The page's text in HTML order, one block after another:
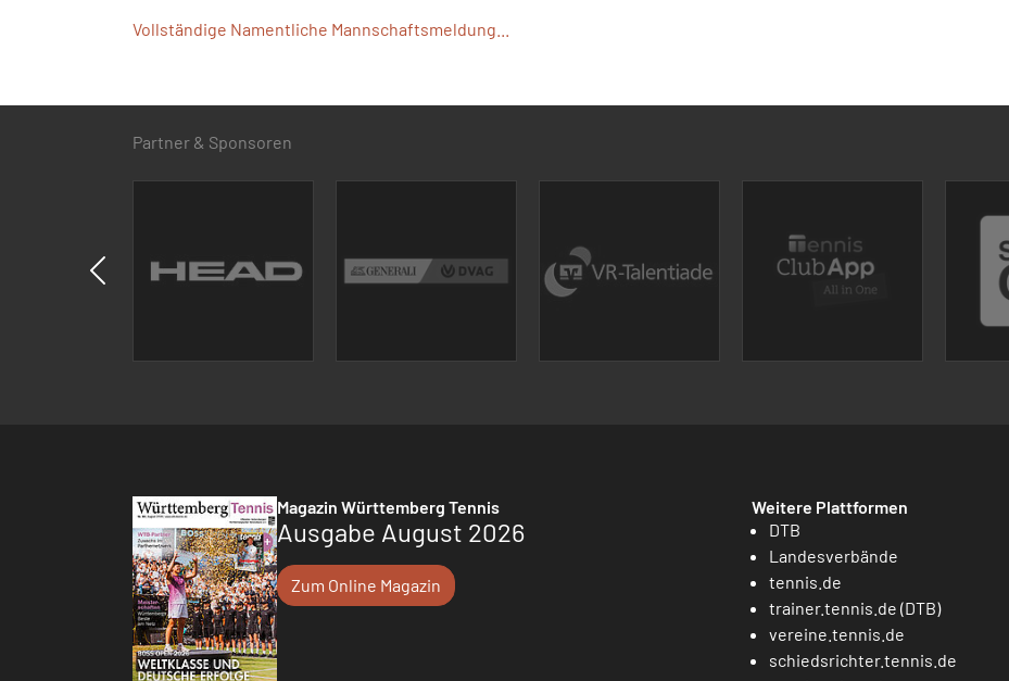
Vollständige Namentliche Mannschaftsmeldung...
Partner & Sponsoren
Magazin Württemberg Tennis
Ausgabe August 2026
Zum Online Magazin
Weitere Plattformen
DTB
Landesverbände
tennis.de
trainer.tennis.de (DTB)
vereine.tennis.de
schiedsrichter.tennis.de